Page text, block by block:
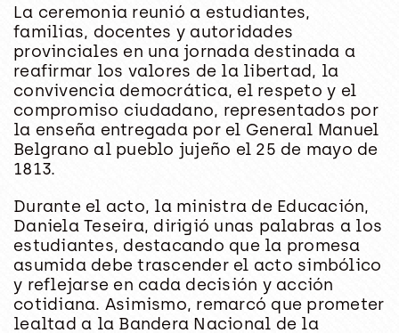
La ceremonia reunió a estudiantes,
familias, docentes y autoridades
provinciales en una jornada destinada a
reafirmar los valores de la libertad, la
convivencia democrática, el respeto y el
compromiso ciudadano, representados por
la enseña entregada por el General Manuel
Belgrano al pueblo jujeño el 25 de mayo de
1813.
Durante el acto, la ministra de Educación,
Daniela Teseira, dirigió unas palabras a los
estudiantes, destacando que la promesa
asumida debe trascender el acto simbólico
y reflejarse en cada decisión y acción
cotidiana. Asimismo, remarcó que prometer
lealtad a la Bandera Nacional de la